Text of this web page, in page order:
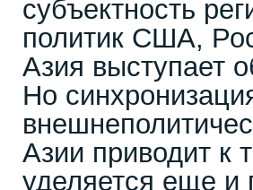
субъектность
политик США,
Азия выступает
Но
Азии приводит к
уделяется еще и